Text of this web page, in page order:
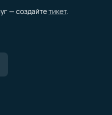
— создайтетикет.